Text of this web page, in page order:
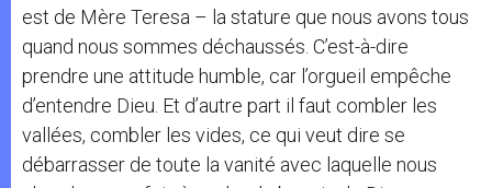
est de Mère Teresa – la stature que nous avons tous
quand nous sommes déchaussés. C’est-à-dire
prendre une attitude humble, car l’orgueil empêche
d’entendre Dieu. Et d’autre part il faut combler les
vallées, combler les vides, ce qui veut dire se
débarrasser de toute la vanité avec laquelle nous